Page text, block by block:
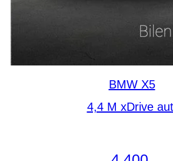
BMW X5
4,4 M xDrive